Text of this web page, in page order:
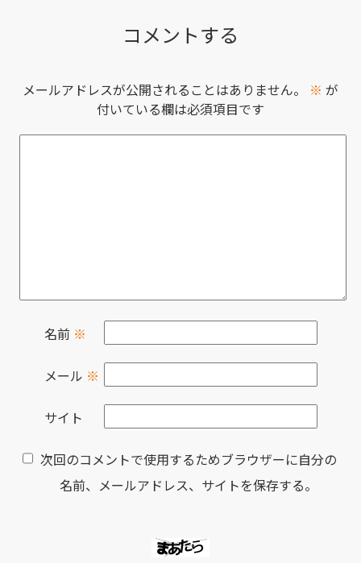
コメントする
メールアドレスが公開されることはありません。 ※ が
付いている欄は必須項目です
名前 ※
メール ※
サイト
次回のコメントで使用するためブラウザーに自分の
名前、メールアドレス、サイトを保存する。